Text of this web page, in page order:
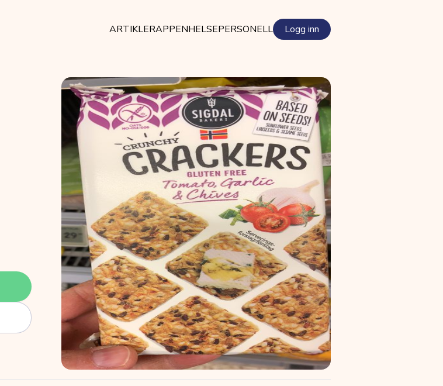
ARTIKLERAPPENHELSEPERSONELL Logg inn